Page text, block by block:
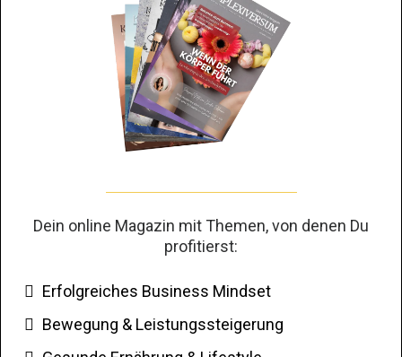
Dein online Magazin mit Themen, von denen Du
profitierst:
Erfolgreiches Business Mindset
Bewegung & Leistungssteigerung